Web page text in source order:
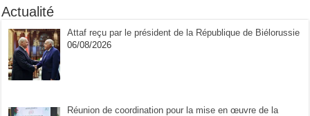
Actualité
Attaf reçu par le président de la République de Biélorussie
06/08/2026
Réunion de coordination pour la mise en œuvre de la